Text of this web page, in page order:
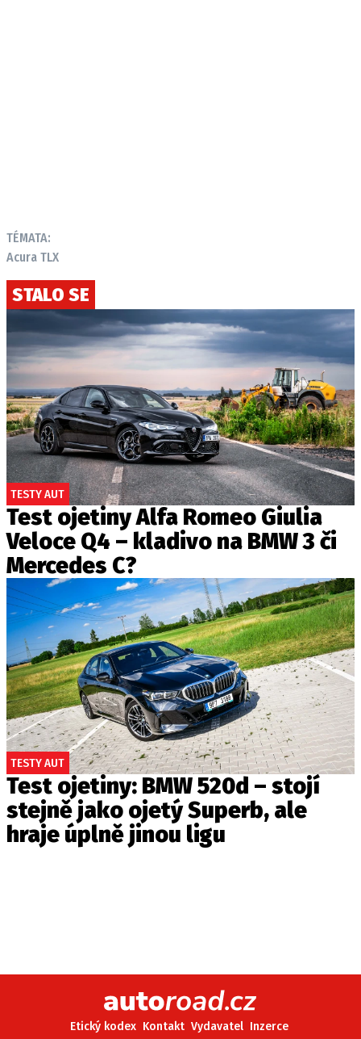
TÉMATA:
Acura TLX
STALO SE
TESTY AUT
Test ojetiny Alfa Romeo Giulia
Veloce Q4 – kladivo na BMW 3 či
Mercedes C?
TESTY AUT
Test ojetiny: BMW 520d – stojí
stejně jako ojetý Superb, ale
hraje úplně jinou ligu
Etický kodex Kontakt Vydavatel Inzerce